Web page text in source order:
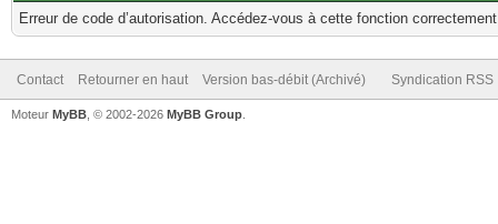
Erreur de code d’autorisation. Accédez-vous à cette fonction
Contact Retourner en haut Version bas-débit (Archivé) Syndication RSS
Moteur MyBB , © 2002-2026 MyBB Group